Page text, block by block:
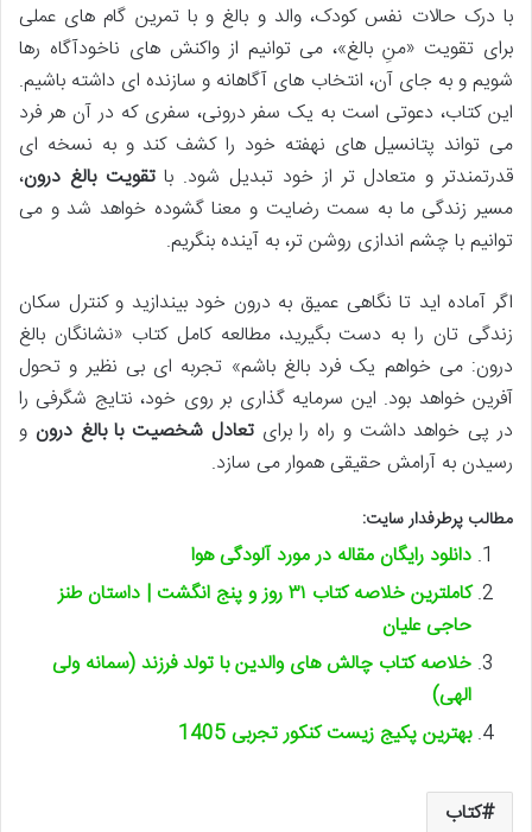
با درک حالات نفس کودک، والد و بالغ و با تمرین گام های عملی
برای تقویت «منِ بالغ»، می توانیم از واکنش های ناخودآگاه رها
شویم و به جای آن، انتخاب های آگاهانه و سازنده ای داشته باشیم.
این کتاب، دعوتی است به یک سفر درونی، سفری که در آن هر فرد
می تواند پتانسیل های نهفته خود را کشف کند و به نسخه ای
قدرتمندتر و متعادل تر از خود تبدیل شود. باتقویت بالغ درون،
مسیر زندگی ما به سمت رضایت و معنا گشوده خواهد شد و می
توانیم با چشم اندازی روشن تر، به آینده بنگریم.
اگر آماده اید تا نگاهی عمیق به درون خود بیندازید و کنترل سکان
زندگی تان را به دست بگیرید، مطالعه کامل کتاب «نشانگان بالغ
درون: می خواهم یک فرد بالغ باشم» تجربه ای بی نظیر و تحول
آفرین خواهد بود. این سرمایه گذاری بر روی خود، نتایج شگرفی را
در پی خواهد داشت و راه را برایتعادل شخصیت با بالغ درون و
رسیدن به آرامش حقیقی هموار می سازد.
مطالب پرطرفدار سایت:
دانلود رایگان مقاله در مورد آلودگی هوا
کاملترین خلاصه کتاب ۳۱ روز و پنج انگشت | داستان طنز
حاجی علیان
خلاصه کتاب چالش های والدین با تولد فرزند (سمانه ولی
الهی)
بهترین پکیج زیست کنکور تجربی 1405
کتاب